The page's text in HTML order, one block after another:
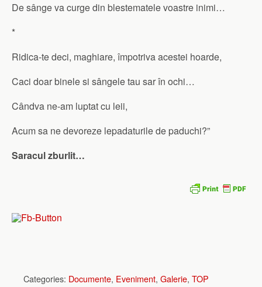
De sânge va curge din blestematele voastre inimi…
*
Ridica-te deci, maghiare, împotriva acestei hoarde,
Caci doar binele si sângele tau sar în ochi…
Cândva ne-am luptat cu leii,
Acum sa ne devoreze lepadaturile de paduchi?”
Saracul zburlit…
Categories: Documente, Eveniment, Galerie, TOP